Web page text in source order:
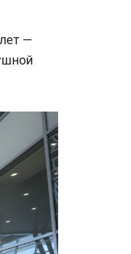
—
выживания в дикой
работа
и физическим
как основа
команд